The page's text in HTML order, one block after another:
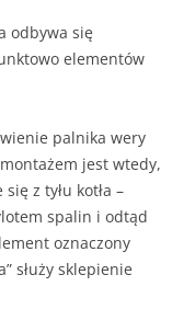
odbywa się
elementów
palnika wery
jest wtedy,
z tyłu kotła –
spalin i odtąd
oznaczony
służy sklepienie